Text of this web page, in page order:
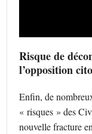
Risque de
l’opposition
Enfin, de
« risques » des
nouvelle fracture